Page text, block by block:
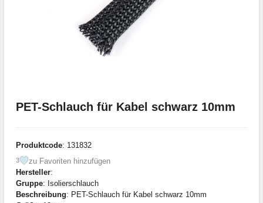
PET-Schlauch für Kabel schwarz 10mm
Produktcode: 131832
3
zu Favoriten hinzufügen
Hersteller:
Gruppe: Isolierschlauch
Beschreibung: PET-Schlauch für Kabel schwarz 10mm